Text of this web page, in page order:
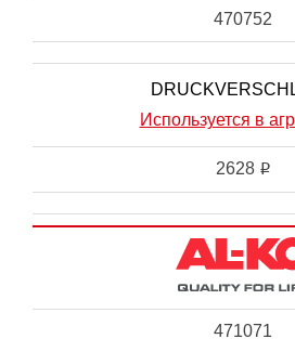
470752
Используется в
2628 i
471071